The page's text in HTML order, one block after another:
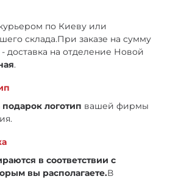
по Киеву или
склада.При заказе на сумму
- доставка на отделение Новой
.
логотип вашей фирмы
в соответствии с
вы располагаете.В